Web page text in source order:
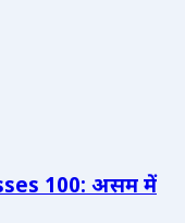
100: असम में